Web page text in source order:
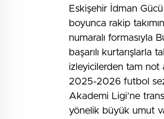
Eskişehir İdman
boyunca rakip
numaralı formasıyla
başarılı kurtarışlarla
izleyicilerden tam not
2025-2026 futbol
Akademi Ligi’ne
yönelik büyük umut